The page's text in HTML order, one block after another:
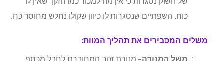
של השוק נסגרות כי אין מה למכור כמו הזקן שאין לו
כוח, השפתיים שנסגרות לו כיוון שקולו נחלש מחוסר כח.
משלים המסבירים את תהליך המוות: